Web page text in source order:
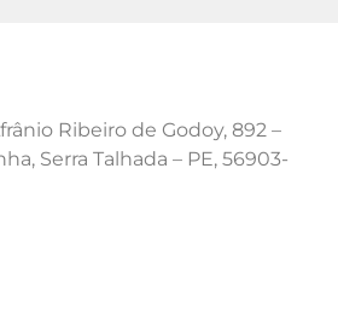
Ribeiro de Godoy, 892 –
Serra Talhada – PE, 56903-